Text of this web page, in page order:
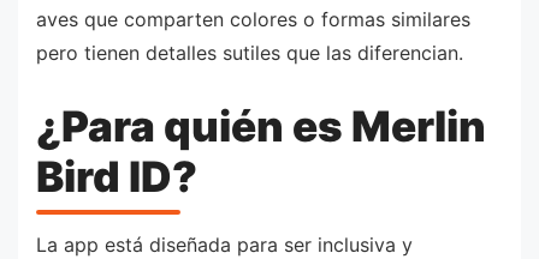
aves que comparten colores o formas similares
pero tienen detalles sutiles que las diferencian.
¿Para quién es Merlin
Bird ID?
La app está diseñada para ser inclusiva y